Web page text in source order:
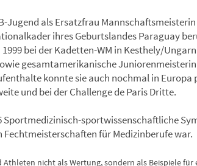
Jugend als Ersatzfrau
ihres Geburtslandes Paraguay
bei der Kadetten-WM in Kesthely/
gesamtamerikanische
konnte sie auch nochmal in
und bei der Challenge de Paris Dritte.
Sportmedizinisch-sportwissenschaftliche
für Medizinberufe war.
nicht als Wertung, sondern als Beispiele für